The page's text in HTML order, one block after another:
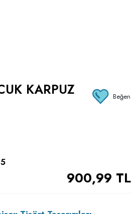
KARPUZ
Beğen
900,99 TL